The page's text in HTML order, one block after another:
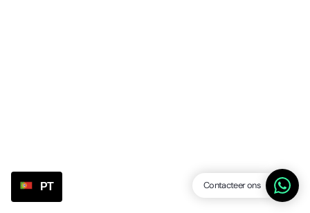
Contacteer ons
PT